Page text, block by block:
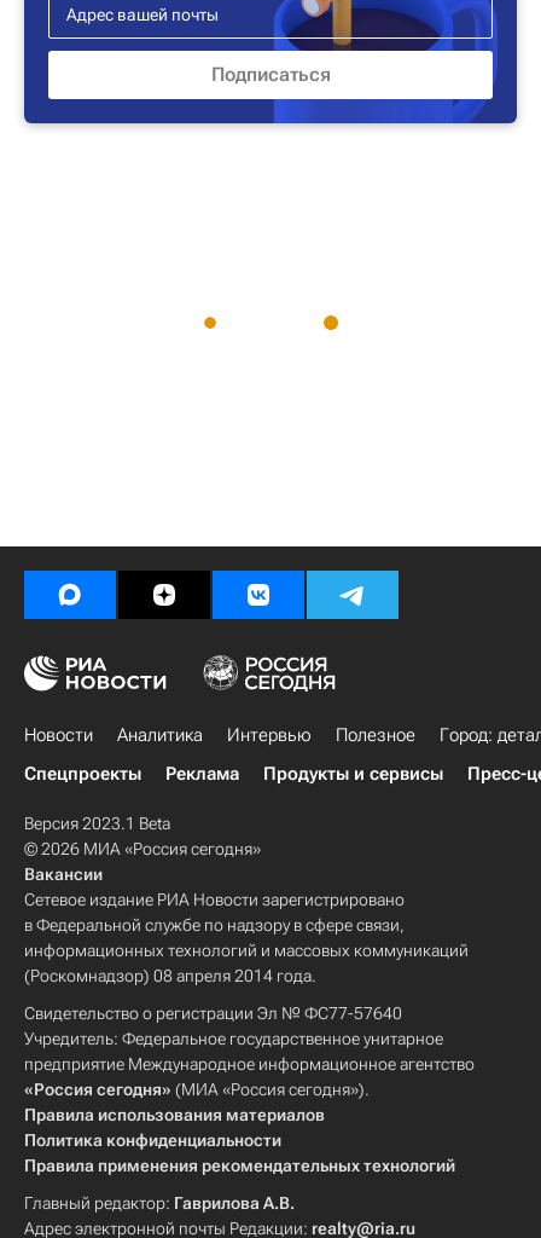
Новости Аналитика Интервью Полезное
Город:
Спецпроекты
Реклама Продукты и сервисы Пресс-
Версия 2023.1 Beta
© 2026 МИА «Россия сегодня»
Вакансии
Сетевое издание РИА Новости зарегистрировано
в Федеральной службе по надзору в сфере связи,
информационных технологий и массовых коммуникаций
(Роскомнадзор) 08 апреля 2014 года.
Свидетельство о регистрации Эл № ФС77-57640
Учредитель: Федеральное государственное унитарное
предприятие Международное информационное агентство
«Россия сегодня» (МИА «Россия сегодня»).
Правила использования материалов
Политика конфиденциальности
Правила применения рекомендательных технологий
Главный редактор: Гаврилова А.В.
Адрес электронной почты Редакции: realty@ria.ru